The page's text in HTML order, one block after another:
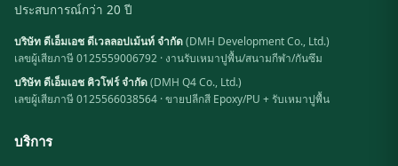
ประสบการณ์กว่า 20 ปี
บริษัท ดีเอ็มเอช ดีเวลลอปเม้นท์ จำกัด(DMH Development Co., Ltd.)
เลขผู้เสียภาษี 0125559006792 · งานรับเหมาปูพื้น/สนามกีฬา/กันซึม
บริษัท ดีเอ็มเอช คิวโฟร์ จำกัด(DMH Q4 Co., Ltd.)
เลขผู้เสียภาษี 0125566038564 · ขายปลีกสี Epoxy/PU + รับเหมาปูพื้น
บริการ